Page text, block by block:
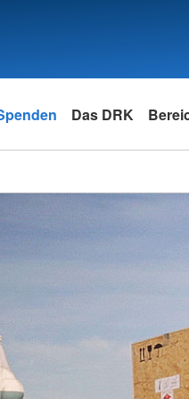
Das DRK